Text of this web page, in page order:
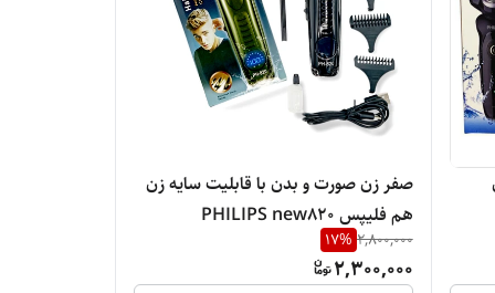
صفر زن صورت و بدن با قابلیت سایه زن
هم فلیپس PHILIPS new820
2,800,000
17%
2,300,000